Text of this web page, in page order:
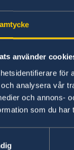
använder
för
analysera vår
och annons-
som du